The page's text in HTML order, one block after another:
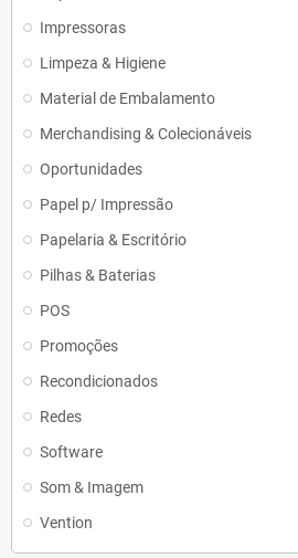
Impressoras
Limpeza & Higiene
Material de Embalamento
Merchandising & Colecionáveis
Oportunidades
Papel p/ Impressão
Papelaria & Escritório
Pilhas & Baterias
POS
Promoções
Recondicionados
Redes
Software
Som & Imagem
Vention